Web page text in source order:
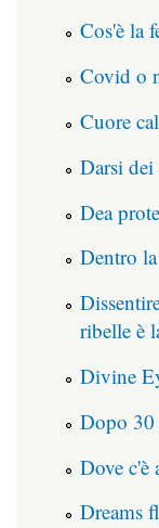
Cos'è la
Covid o
Cuore
Darsi
Dea
Dentro
ribelle è
Divine
Dopo 30
Dove c'è
Dreams